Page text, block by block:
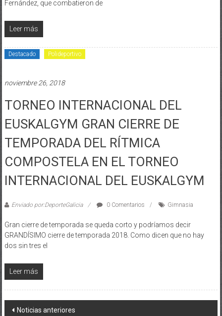
Fernández, que combatieron de
Leer más
Destacado Polideportivo
noviembre 26, 2018
TORNEO INTERNACIONAL DEL
EUSKALGYM GRAN CIERRE DE
TEMPORADA DEL RÍTMICA
COMPOSTELA EN EL TORNEO
INTERNACIONAL DEL EUSKALGYM
Enviado por:DeporteGalicia 0 Comentarios Gimnasia
Gran cierre de temporada se queda corto y podríamos decir
GRANDÍSIMO cierre de temporada 2018. Como dicen que no hay
dos sin tres el
Leer más
Posts navigation
Noticias anteriores